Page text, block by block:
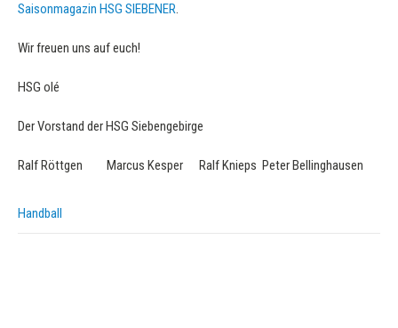
Saisonmagazin HSG SIEBENER.
Wir freuen uns auf euch!
HSG olé
Der Vorstand der HSG Siebengebirge
Ralf Röttgen Marcus Kesper Ralf Knieps Peter Bellinghausen
Handball